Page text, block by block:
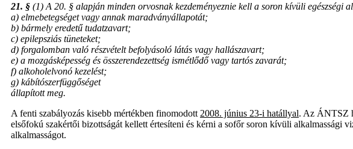
21. § (1) A 20. § alapján minden orvosnak kezdeményeznie kell a soron kívüli egészségi
a) elmebetegséget vagy annak maradványállapotát;
b) bármely eredetű tudatzavart;
c) epilepsziás tüneteket;
d) forgalomban való részvételt befolyásoló látás vagy hallászavart;
e) a mozgásképesség és összerendezettség ismétlődő vagy tartós zavarát;
f) alkoholelvonó kezelést;
g) kábítószerfüggőséget
állapított meg.
A fenti szabályozás kisebb mértékben finomodott 2008. június 23-i hatállyal. Az ÁNTSZ
elsőfokú szakértői bizottságát kellett értesíteni és kérni a sofőr soron kívüli alkalmassági
alkalmasságot.